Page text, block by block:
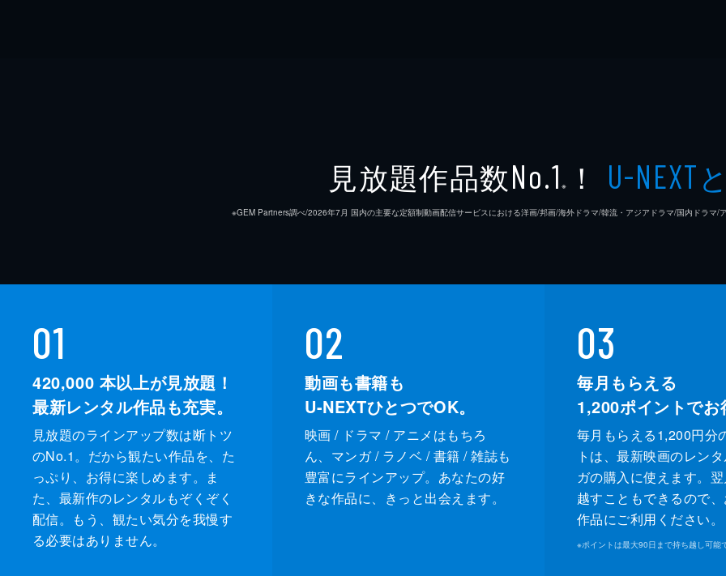
見放題作品数No.1 ※ ！ U-NEXT
※GEM Partners調べ/2026年7⽉ 国内の主要な定額制動画配信サービスにおける洋画/邦画/海外ドラマ/韓流・アジアドラマ/国内ドラマ/
01
420,000 本以上が見放題！
最新レンタル作品も充実。
見放題のラインアップ数は断トツ
のNo.1。だから観たい作品を、た
っぷり、お得に楽しめます。ま
た、最新作のレンタルもぞくぞく
配信。もう、観たい気分を我慢す
る必要はありません。
02
動画も書籍も
U-NEXTひとつでOK。
映画 / ドラマ / アニメはもちろ
ん、マンガ / ラノベ / 書籍 / 雑誌も
豊富にラインアップ。あなたの好
きな作品に、きっと出会えます。
03
毎月もらえる
1,200ポイントでお
毎月もらえる1,200円分
トは、最新映画のレン
ガの購入に使えます。
越すこともできるので
作品にご利用ください。
※ポイントは最大90日まで持ち越し可能